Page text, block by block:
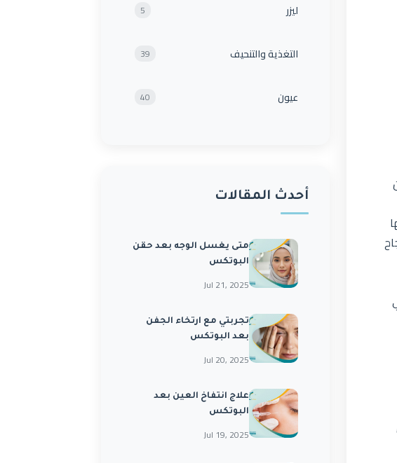
ليزر 5
التغذية والتنحيف 39
عيون 40
أحدث المقالات
متى يغسل الوجه بعد حقن
البوتكس
Jul 21, 2025
تجربتي مع ارتخاء الجفن
بعد البوتكس
Jul 20, 2025
علاج انتفاخ العين بعد
البوتكس
Jul 19, 2025